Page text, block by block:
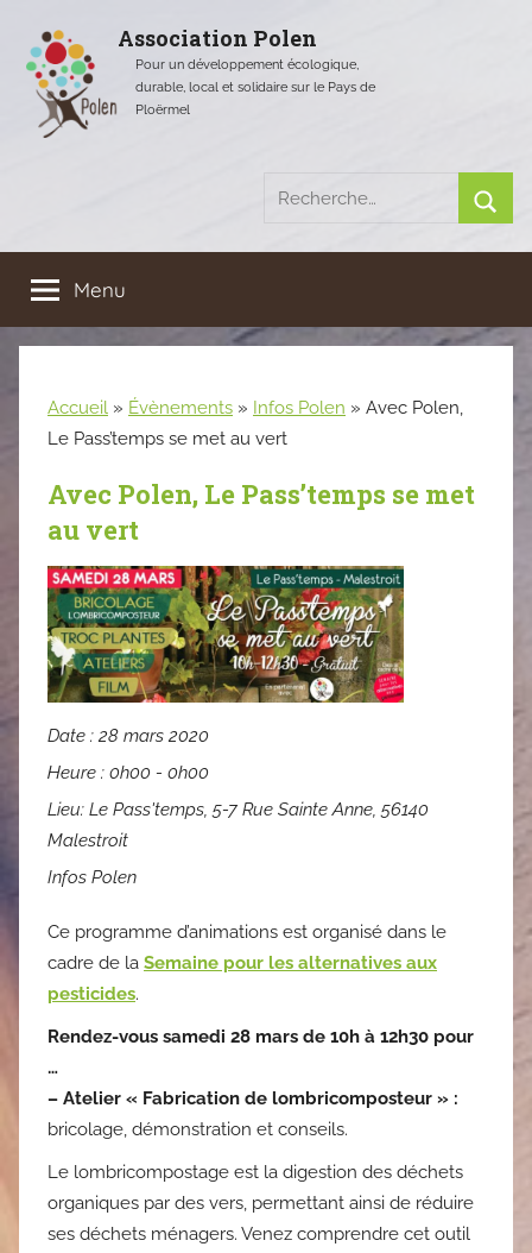
contenu
Association Polen
Pour un développement écologique,
durable, local et solidaire sur le Pays de
Ploërmel
Recherche
:
Menu
Accueil » Évènements » Infos Polen » Avec Polen,
Le Pass’temps se met au vert
Avec Polen, Le Pass’temps se met
au vert
Date :28 mars 2020
Heure : 0h00 - 0h00
Lieu: Le Pass'temps, 5-7 Rue Sainte Anne, 56140
Malestroit
Infos Polen
Ce programme d’animations est organisé dans le
cadre de la Semaine pour les alternatives aux
pesticides.
Rendez-vous samedi 28 mars de 10h à 12h30 pour
…
– Atelier « Fabrication de lombricomposteur » :
bricolage, démonstration et conseils.
Le lombricompostage est la digestion des déchets
organiques par des vers, permettant ainsi de réduire
ses déchets ménagers. Venez comprendre cet outil